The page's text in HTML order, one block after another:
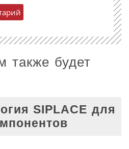
также будет
SIPLACE для